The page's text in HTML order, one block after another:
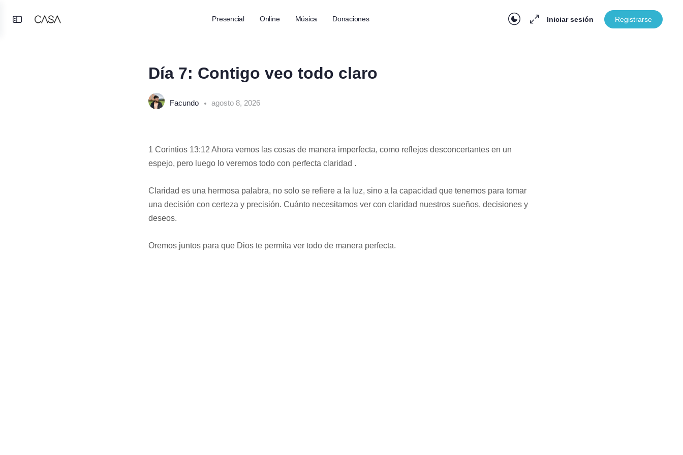
Toggle
Presencial Online Música Donaciones Iniciar sesión Registrarse
Día 7: Contigo veo todo claro
Facundo agosto 8, 2026
1 Corintios 13:12 Ahora vemos las cosas de manera imperfecta, como reflejos desconcertantes en un
espejo, pero luego lo veremos todo con perfecta claridad .
Claridad es una hermosa palabra, no solo se refiere a la luz, sino a la capacidad que tenemos para tomar
una decisión con certeza y precisión. Cuánto necesitamos ver con claridad nuestros sueños, decisiones y
deseos.
Oremos juntos para que Dios te permita ver todo de manera perfecta.